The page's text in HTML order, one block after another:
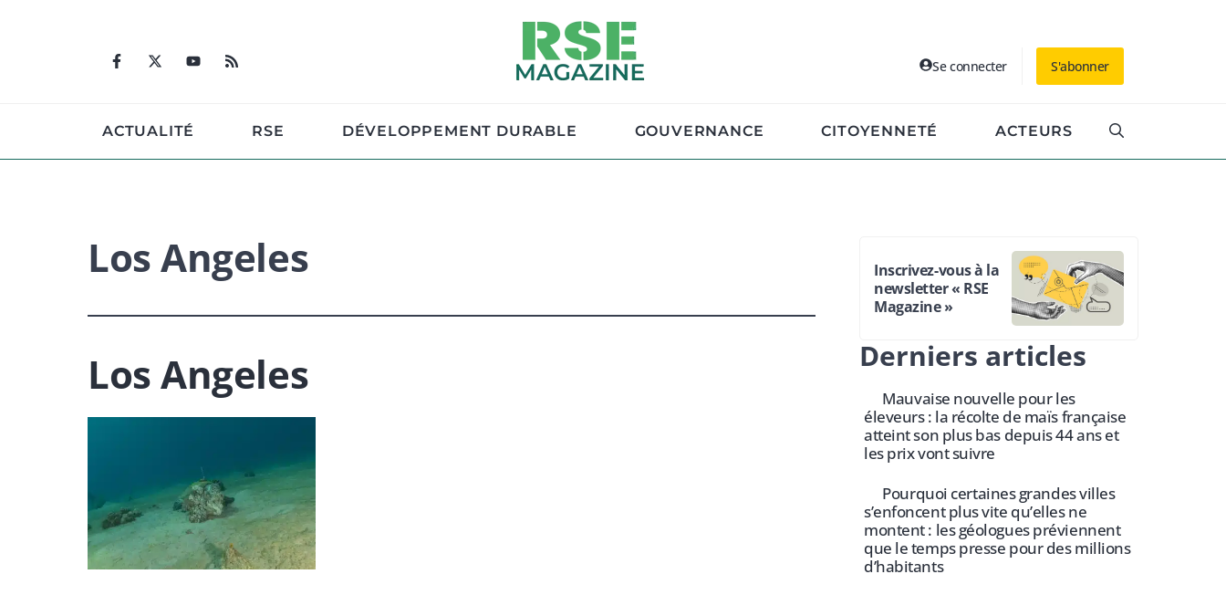
Se connecter S'abonner
ACTUALITÉ RSE DÉVELOPPEMENT DURABLE GOUVERNANCE CITOYENNETÉ ACTEURS
Los Angeles
Los Angeles
Inscrivez-vous à la
newsletter « RSE
Magazine »
Derniers articles
Mauvaise nouvelle pour les
éleveurs : la récolte de maïs française
atteint son plus bas depuis 44 ans et
les prix vont suivre
Pourquoi certaines grandes villes
s’enfoncent plus vite qu’elles ne
montent : les géologues préviennent
que le temps presse pour des millions
d’habitants